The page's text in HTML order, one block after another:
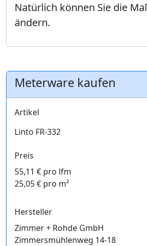
Natürlich können Sie die
ändern.
Meterware kaufen
Artikel
Linto FR-332
Preis
55,11 € pro lfm
25,05 € pro m²
Hersteller
Zimmer + Rohde GmbH
Zimmersmühlenweg 14-18